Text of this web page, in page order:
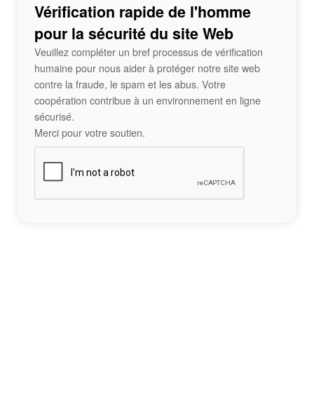
Vérification rapide de l'homme
pour la sécurité du site Web
Veuillez compléter un bref processus de vérification
humaine pour nous aider à protéger notre site web
contre la fraude, le spam et les abus. Votre
coopération contribue à un environnement en ligne
sécurisé.
Merci pour votre soutien.